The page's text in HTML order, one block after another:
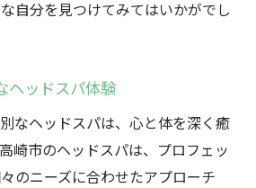
自分を見つけてみてはいかがでし
ヘッドスパ体験
なヘッドスパは、心と体を深く癒
崎市のヘッドスパは、プロフェッ
のニーズに合わせたアプローチ